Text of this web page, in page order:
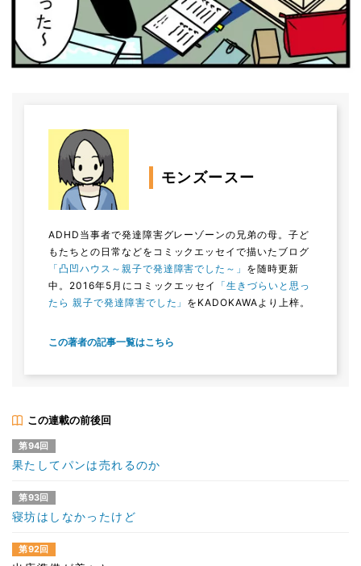
モンズースー
ADHD当事者で発達障害グレーゾーンの兄弟の母。子ど
もたちとの日常などをコミックエッセイで描いたブログ
「凸凹ハウス～親子で発達障害でした～」 を随時更新
中。2016年5月にコミックエッセイ
「生きづらいと思っ
たら 親子で発達障害でした」 をKADOKAWAより上梓。
この著者の記事一覧はこちら
この連載の前後回
第94回
果たしてパンは売れるのか
第93回
寝坊はしなかったけど
第92回